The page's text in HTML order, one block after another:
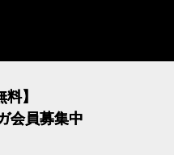
料】
会員募集中